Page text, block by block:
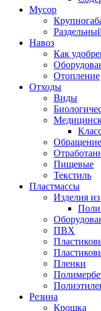
Мусор
Навоз
Как
Отопление
Отходы
Виды
Обращение
Пищевые
Текстиль
Пластмассы
Изделия
ПВХ
Пленки
Резина
Крошка